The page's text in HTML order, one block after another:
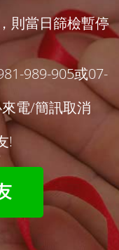
則當日篩檢暫停
989-905或07-
電/簡訊取消
!